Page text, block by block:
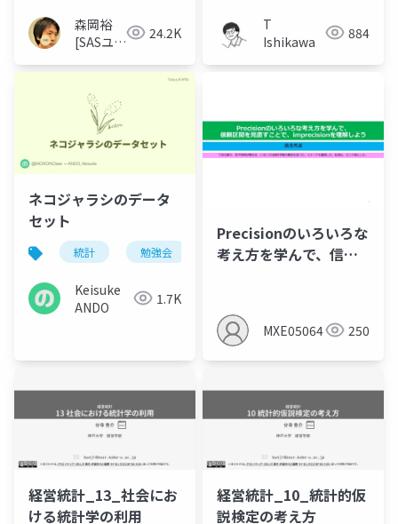
森岡裕
[SASユー
24.2K
T
Ishikawa
884
ネコジャラシのデータ
セット
統計 勉強会 tokyo.r
Keisuke
ANDO
1.7K
Precisionのいろいろな
考え方を学んで、信頼
よう
MXE05064 250
経営統計_13_社会にお
ける統計学の利用
経営統計_10_統計的仮
説検定の考え方